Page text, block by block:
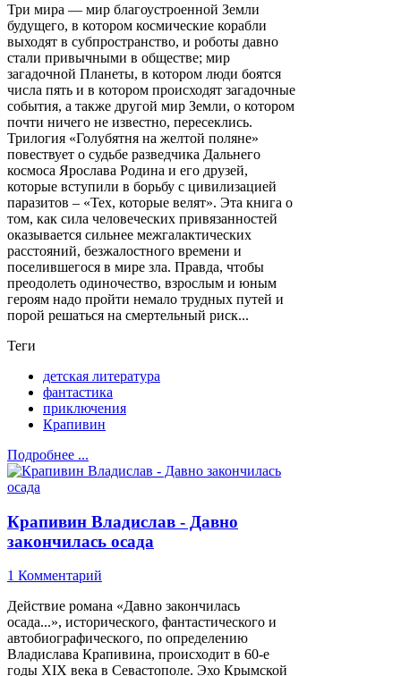
Три мира — мир благоустроенной Земли
будущего, в котором космические корабли
выходят в субпространство, и роботы давно
стали привычными в обществе; мир
загадочной Планеты, в котором люди боятся
числа пять и в котором происходят загадочные
события, а также другой мир Земли, о котором
почти ничего не известно, пересеклись.
Трилогия «Голубятня на желтой поляне»
повествует о судьбе разведчика Дальнего
космоса Ярослава Родина и его друзей,
которые вступили в борьбу с цивилизацией
паразитов – «Тех, которые велят». Эта книга о
том, как сила человеческих привязанностей
оказывается сильнее межгалактических
расстояний, безжалостного времени и
поселившегося в мире зла. Правда, чтобы
преодолеть одиночество, взрослым и юным
героям надо пройти немало трудных путей и
порой решаться на смертельный риск...
Теги
детская литература
фантастика
приключения
Крапивин
Подробнее ...
Крапивин Владислав - Давно
закончилась осада
1 Комментарий
Действие романа «Давно закончилась
осада...», исторического, фантастического и
автобиографического, по определению
Владислава Крапивина, происходит в 60-е
годы XIX века в Севастополе. Эхо Крымской